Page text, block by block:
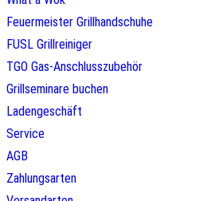
Feuermeister Grillhandschuhe
FUSL Grillreiniger
TGO Gas-Anschlusszubehör
Grillseminare buchen
Ladengeschäft
Service
AGB
Zahlungsarten